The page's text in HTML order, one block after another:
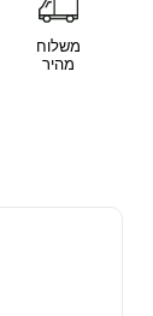
משלוח
מהיר